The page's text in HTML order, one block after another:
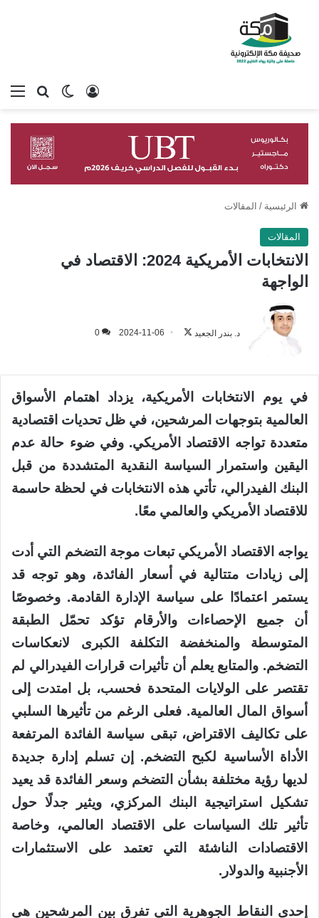
بحثالوضع
تسجيل الدخول
الرئيسية / المقالات
المقالات
الانتخابات الأمريكية 2024: الاقتصاد في
الواجهة
د. بندر الجعيد
على
2024-11-06
0
في يوم الانتخابات الأمريكية، يزداد اهتمام الأسواق
العالمية بتوجهات المرشحين، في ظل تحديات اقتصادية
متعددة تواجه الاقتصاد الأمريكي. وفي ضوء حالة عدم
اليقين واستمرار السياسة النقدية المتشددة من قبل
البنك الفيدرالي، تأتي هذه الانتخابات في لحظة حاسمة
للاقتصاد الأمريكي والعالمي معًا.
يواجه الاقتصاد الأمريكي تبعات موجة التضخم التي أدت
إلى زيادات متتالية في أسعار الفائدة، وهو توجه قد
يستمر اعتمادًا على سياسة الإدارة القادمة. وخصوصًا
أن جميع الإحصاءات والأرقام تؤكد تحمّل الطبقة
المتوسطة والمنخفضة التكلفة الكبرى لانعكاسات
التضخم. والمتابع يعلم أن تأثيرات قرارات الفيدرالي لم
تقتصر على الولايات المتحدة فحسب، بل امتدت إلى
أسواق المال العالمية. فعلى الرغم من تأثيرها السلبي
على تكاليف الاقتراض، تبقى سياسة الفائدة المرتفعة
الأداة الأساسية لكبح التضخم. إن تسلم إدارة جديدة
لديها رؤية مختلفة بشأن التضخم وسعر الفائدة قد يعيد
تشكيل استراتيجية البنك المركزي، ويثير جدلًا حول
تأثير تلك السياسات على الاقتصاد العالمي، وخاصة
الاقتصادات الناشئة التي تعتمد على الاستثمارات
الأجنبية والدولار.
إحدى النقاط الجوهرية التي تفرق بين المرشحين هي